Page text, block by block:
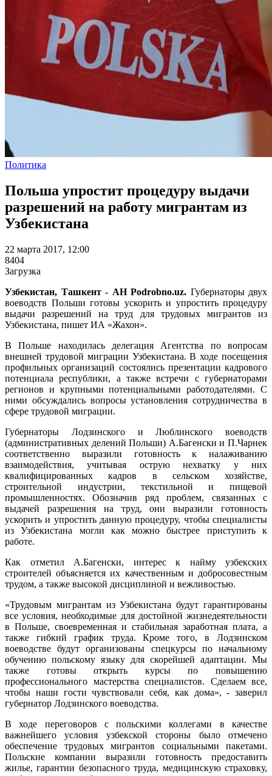
Политика
Польша упростит процедуру выдачи
разрешений на работу мигрантам из
Узбекистана
22 марта 2017, 12:00
8404
Загрузка
Узбекистан, Ташкент - АН Podrobno.uz. Губернаторы двух
воеводств Польши готовы ускорить и упростить процедуру
выдачи разрешений на труд для трудовых мигрантов из
Узбекистана, пишет ИА «Жахон».
В Польше находилась делегация Агентства по вопросам
внешней трудовой миграции Узбекистана. В ходе посещения
профильных организаций состоялись презентации кадрового
потенциала республики, а также встречи с губернаторами
регионов и крупными потенциальными работодателями. С
ними обсуждались вопросы установления сотрудничества в
сфере трудовой миграции.
Губернаторы Лодзинского и Люблинского воеводств
(административных делений Польши) А.Багенски и П.Чарнек
соответственно выразили готовность к налаживанию
взаимодействия, учитывая острую нехватку у них
квалифицированных кадров в сельском хозяйстве,
строительной индустрии, текстильной и пищевой
промышленностях. Обозначив ряд проблем, связанных с
выдачей разрешения на труд, они выразили готовность
ускорить и упростить данную процедуру, чтобы специалисты
из Узбекистана могли как можно быстрее приступить к
работе.
Как отметил А.Багенски, интерес к найму узбекских
строителей объясняется их качественным и добросовестным
трудом, а также высокой дисциплиной и вежливостью.
«Трудовым мигрантам из Узбекистана будут гарантированы
все условия, необходимые для достойной жизнедеятельности
в Польше, своевременная и стабильная заработная плата, а
также гибкий график труда. Кроме того, в Лодзинском
воеводстве будут организованы спецкурсы по начальному
обучению польскому языку для скорейшей адаптации. Мы
также готовы открыть курсы по повышению
профессионального мастерства специалистов. Сделаем все,
чтобы наши гости чувствовали себя, как дома», - заверил
губернатор Лодзинского воеводства.
В ходе переговоров с польскими коллегами в качестве
важнейшего условия узбекской стороны было отмечено
обеспечение трудовых мигрантов социальными пакетами.
Польские компании выразили готовность предоставить
жилье, гарантии безопасного труда, медицинскую страховку,